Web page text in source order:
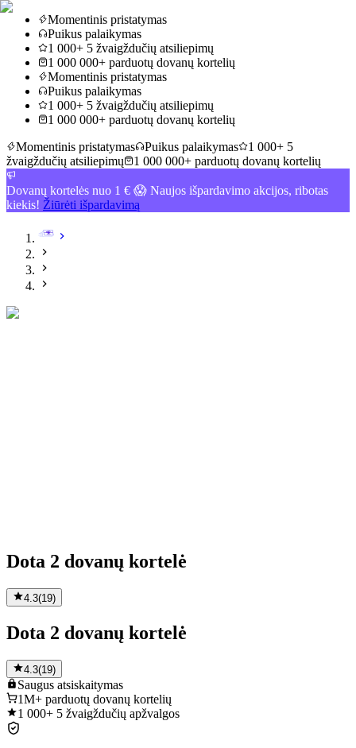
Momentinis pristatymas
Puikus palaikymas
1 000+ 5 žvaigždučių atsiliepimų
1 000 000+ parduotų dovanų kortelių
Momentinis pristatymas
Puikus palaikymas
1 000+ 5 žvaigždučių atsiliepimų
1 000 000+ parduotų dovanų kortelių
Momentinis pristatymas
Puikus palaikymas
1 000+ 5
žvaigždučių atsiliepimų
1 000 000+ parduotų dovanų kortelių
Dovanų kortelės nuo 1 € 😱 Naujos išpardavimo akcijos, ribotas
kiekis! Žiūrėti išpardavimą
Dota 2 dovanų kortelė
4.3(19)
Dota 2 dovanų kortelė
4.3(19)
Saugus atsiskaitymas
1M+ parduotų dovanų kortelių
1 000+ 5 žvaigždučių apžvalgos